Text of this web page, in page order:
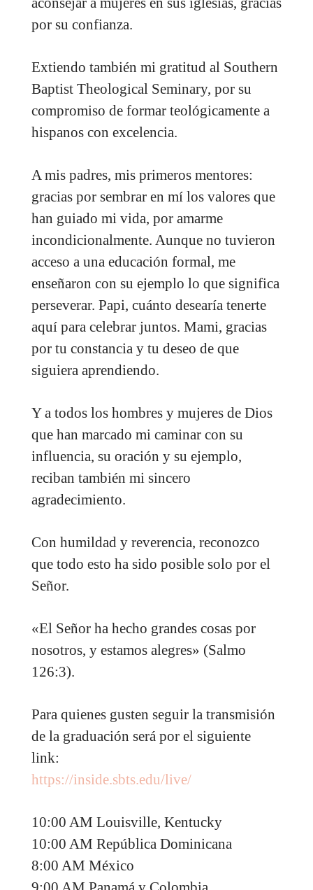
por su confianza.
Extiendo también mi gratitud al Southern
Baptist Theological Seminary, por su
compromiso de formar teológicamente a
hispanos con excelencia.
A mis padres, mis primeros mentores:
gracias por sembrar en mí los valores que
han guiado mi vida, por amarme
incondicionalmente. Aunque no tuvieron
acceso a una educación formal, me
enseñaron con su ejemplo lo que significa
perseverar. Papi, cuánto desearía tenerte
aquí para celebrar juntos. Mami, gracias
por tu constancia y tu deseo de que
siguiera aprendiendo.
Y a todos los hombres y mujeres de Dios
que han marcado mi caminar con su
influencia, su oración y su ejemplo,
reciban también mi sincero
agradecimiento.
Con humildad y reverencia, reconozco
que todo esto ha sido posible solo por el
Señor.
«El Señor ha hecho grandes cosas por
nosotros, y estamos alegres» (Salmo
126:3).
Para quienes gusten seguir la transmisión
de la graduación será por el siguiente
link:
https://inside.sbts.edu/live/
10:00 AM Louisville, Kentucky
10:00 AM República Dominicana
8:00 AM México